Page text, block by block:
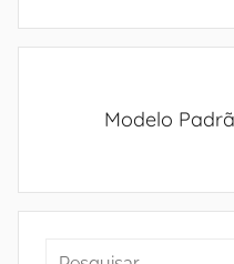
Modelo
Pesquisar